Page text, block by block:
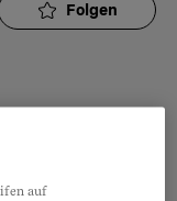
Folgen
auf